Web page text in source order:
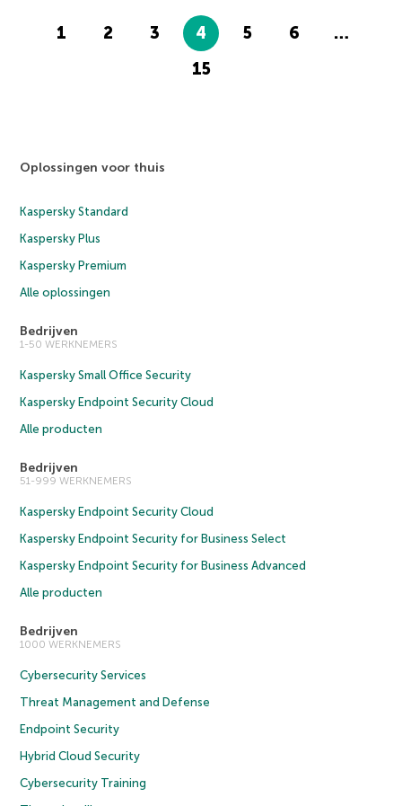
1 2 3 4 5 6
…
15
Oplossingen voor thuis
Kaspersky Standard
Kaspersky Plus
Kaspersky Premium
Alle oplossingen
Bedrijven
1-50 WERKNEMERS
Kaspersky Small Office Security
Kaspersky Endpoint Security Cloud
Alle producten
Bedrijven
51-999 WERKNEMERS
Kaspersky Endpoint Security Cloud
Kaspersky Endpoint Security for Business Select
Kaspersky Endpoint Security for Business Advanced
Alle producten
Bedrijven
1000 WERKNEMERS
Cybersecurity Services
Threat Management and Defense
Endpoint Security
Hybrid Cloud Security
Cybersecurity Training